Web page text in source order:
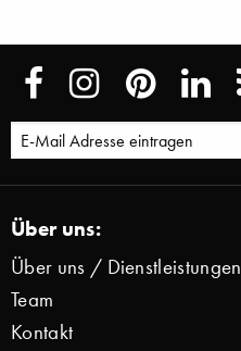
Über uns:
Über uns / Dienstleistungen
Team
Kontakt